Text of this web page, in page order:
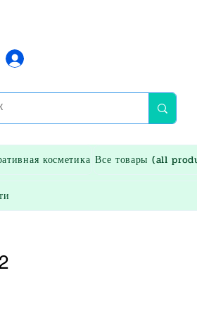
косметика Все товары (all